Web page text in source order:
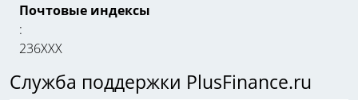
Почтовые индексы
:
236ХХХ
Служба поддержки PlusFinance.ru